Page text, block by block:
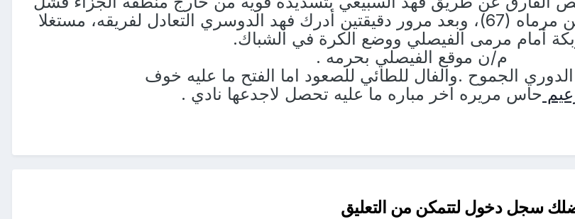
سلطان الظاهري في إبعادها عن مرماه (67)، وبعد مرور دقيقتين أدرك فهد الدوسري التعادل لفريقه، مستغلا
أمام مرمى الفيصلي ووضع الكرة في الشباك.
م/ن موقع الفيصلي بحرمه .
الجموح .والفال للطائي للصعود اما الفتح ما عليه خوف
حاس مريره اخر مباره ما عليه تحصل لاجدعها نادي .
سجل دخول لتتمكن من التعليق